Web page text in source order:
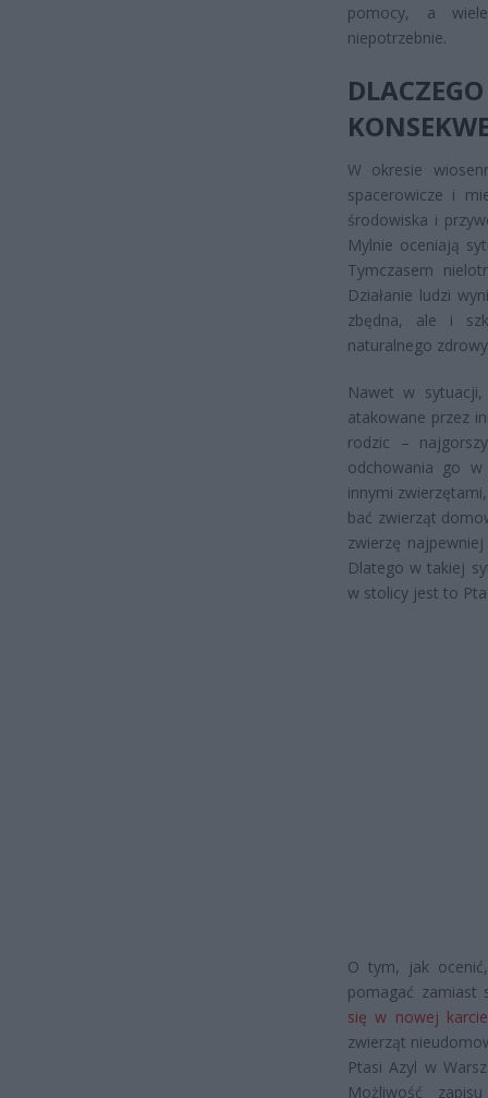
pomocy, a
niepotrzebnie.
W okresie
spacerowicze i
środowiska i
Mylnie oceniają
Tymczasem
Działanie ludzi
zbędna, ale i
naturalnego
Nawet w
atakowane przez
rodzic –
odchowania go
innymi
bać zwierząt
zwierzę
Dlatego w takiej
w stolicy jest to
O tym, jak
pomagać zamiast
się w nowej
zwierząt
Ptasi Azyl w
Możliwość